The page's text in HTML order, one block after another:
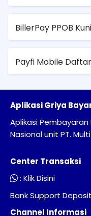
BillerPay PPOB
Payfi Mobile
Aplikasi Griya Bayar
Aplikasi Pembayaran
Nasional unit PT.
Center Transaksi
: Klik Disini
Bank Support Deposit
Channel Informasi